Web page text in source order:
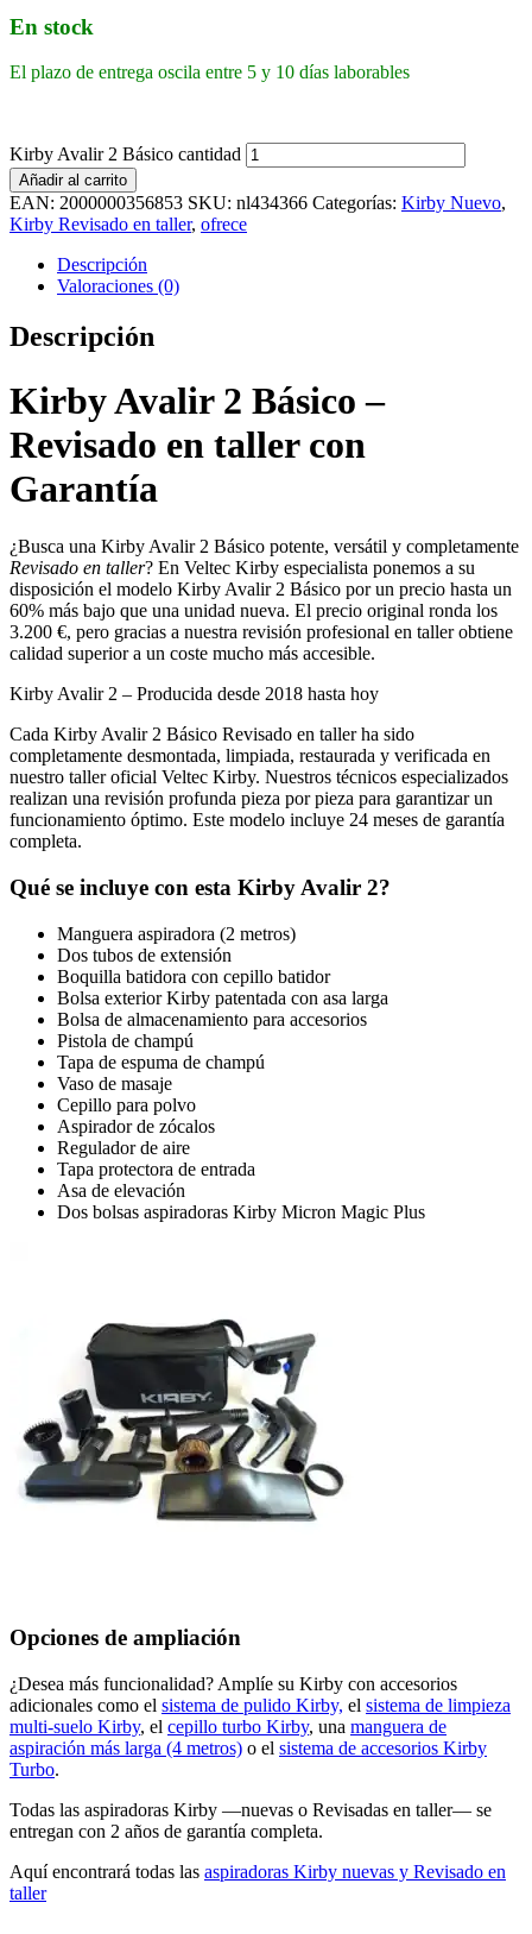
En stock
El plazo de entrega oscila entre 5 y 10 días laborables
Kirby Avalir 2 Básico cantidad
Añadir al carrito
EAN: 2000000356853 SKU: nl434366 Categorías: Kirby Nuevo,
Kirby Revisado en taller, ofrece
Descripción
Valoraciones (0)
Descripción
Kirby Avalir 2 Básico –
Revisado en taller con
Garantía
¿Busca una Kirby Avalir 2 Básico potente, versátil y completamente
Revisado en taller? En Veltec Kirby especialista ponemos a su
disposición el modelo Kirby Avalir 2 Básico por un precio hasta un
60% más bajo que una unidad nueva. El precio original ronda los
3.200 €, pero gracias a nuestra revisión profesional en taller obtiene
calidad superior a un coste mucho más accesible.
Kirby Avalir 2 – Producida desde 2018 hasta hoy
Cada Kirby Avalir 2 Básico Revisado en taller ha sido
completamente desmontada, limpiada, restaurada y verificada en
nuestro taller oficial Veltec Kirby. Nuestros técnicos especializados
realizan una revisión profunda pieza por pieza para garantizar un
funcionamiento óptimo. Este modelo incluye 24 meses de garantía
completa.
Qué se incluye con esta Kirby Avalir 2?
Manguera aspiradora (2 metros)
Dos tubos de extensión
Boquilla batidora con cepillo batidor
Bolsa exterior Kirby patentada con asa larga
Bolsa de almacenamiento para accesorios
Pistola de champú
Tapa de espuma de champú
Vaso de masaje
Cepillo para polvo
Aspirador de zócalos
Regulador de aire
Tapa protectora de entrada
Asa de elevación
Dos bolsas aspiradoras Kirby Micron Magic Plus
Opciones de ampliación
¿Desea más funcionalidad? Amplíe su Kirby con accesorios
adicionales como el sistema de pulido Kirby, el sistema de limpieza
multi-suelo Kirby, el cepillo turbo Kirby, una manguera de
aspiración más larga (4 metros) o el sistema de accesorios Kirby
Turbo.
Todas las aspiradoras Kirby —nuevas o Revisadas en taller— se
entregan con 2 años de garantía completa.
Aquí encontrará todas las aspiradoras Kirby nuevas y Revisado en
taller